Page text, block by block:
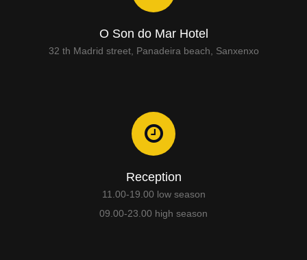
O Son do Mar Hotel
32 th Madrid street, Panadeira beach, Sanxenxo
Reception
11.00-19.00 low season
09.00-23.00 high season